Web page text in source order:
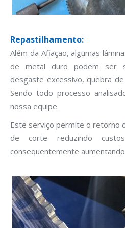
Repastilhamento:
Além da Afiação, algumas
de metal duro podem ser
desgaste excessivo, quebra
Sendo todo processo
nossa equipe.
Este serviço permite o retorno
de corte reduzindo
consequentemente